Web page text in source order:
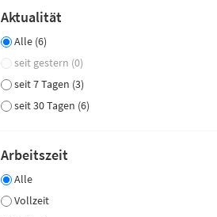
Aktualität
Alle (6)
seit gestern (0)
seit 7 Tagen (3)
seit 30 Tagen (6)
Arbeitszeit
Alle
Vollzeit